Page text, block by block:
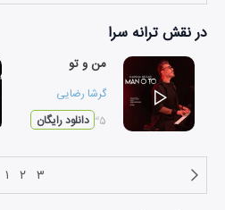
در نقشترانه سرا
من و تو
گرشا رضایی
۰۲:۳۵دانلود رایگان
۱ ۲ ۳